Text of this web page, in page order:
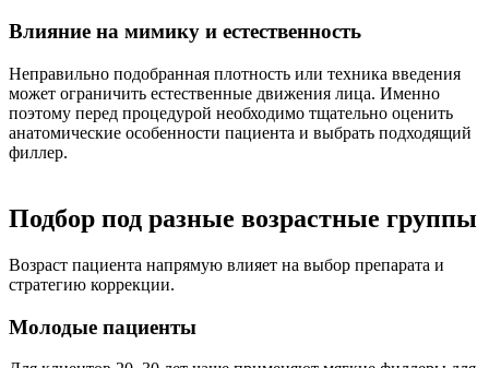
Влияние на мимику и естественность
Неправильно подобранная плотность или техника введения
может ограничить естественные движения лица. Именно
поэтому перед процедурой необходимо тщательно оценить
анатомические особенности пациента и выбрать подходящий
филлер.
Подбор под разные возрастные группы
Возраст пациента напрямую влияет на выбор препарата и
стратегию коррекции.
Молодые пациенты